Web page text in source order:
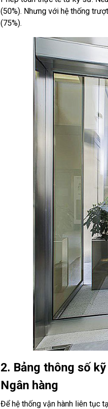
(50%). Nhưng với hệ thống
(75%).
2. Bảng thông số
Ngân hàng
Để hệ thống vận hành liên tục